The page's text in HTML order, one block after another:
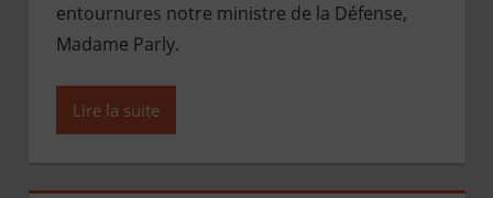
entournures notre ministre de la Défense,
Madame Parly.
Lire la suite